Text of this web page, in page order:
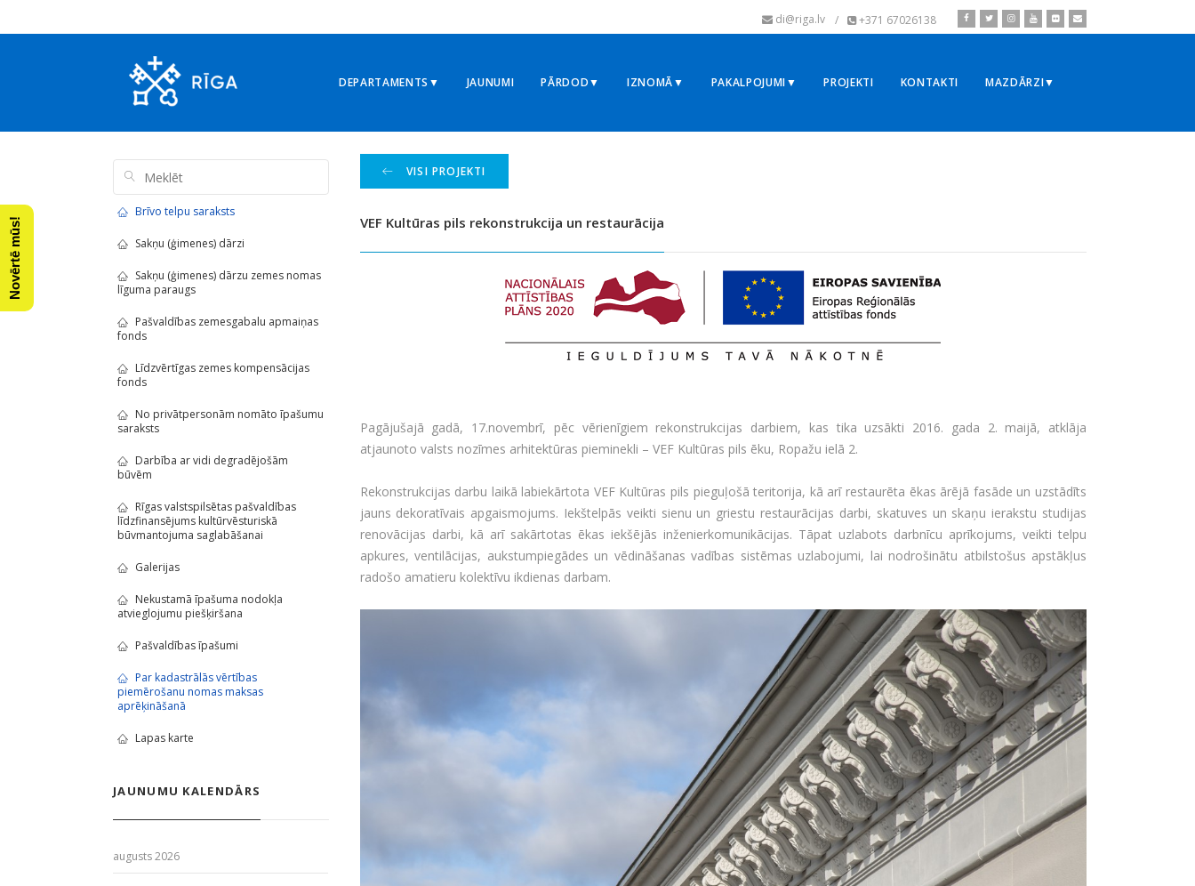
di@riga.lv / +371 67026138
DEPARTAMENTS▼ JAUNUMI PĀRDOD▼ IZNOMĀ▼ PAKALPOJUMI▼ PROJEKTI KONTAKTI MAZDĀRZI▼
Brīvo telpu saraksts
Sakņu (ģimenes) dārzi
Sakņu (ģimenes) dārzu zemes nomas
līguma paraugs
Pašvaldības zemesgabalu apmaiņas
fonds
Līdzvērtīgas zemes kompensācijas
fonds
No privātpersonām nomāto īpašumu
saraksts
Darbība ar vidi degradējošām
būvēm
Rīgas valstspilsētas pašvaldības
līdzfinansējums kultūrvēsturiskā
būvmantojuma saglabāšanai
Galerijas
Nekustamā īpašuma nodokļa
atvieglojumu piešķiršana
Pašvaldības īpašumi
Par kadastrālās vērtības
piemērošanu nomas maksas
aprēķināšanā
Lapas karte
JAUNUMU KALENDĀRS
augusts 2026
VISI PROJEKTI
VEF Kultūras pils rekonstrukcija un restaurācija
Pagājušajā gadā, 17.novembrī, pēc vērienīgiem rekonstrukcijas darbiem, kas tika uzsākti 2016. gada 2. maijā, atklāja
atjaunoto valsts nozīmes arhitektūras pieminekli – VEF Kultūras pils ēku, Ropažu ielā 2.
Rekonstrukcijas darbu laikā labiekārtota VEF Kultūras pils pieguļošā teritorija, kā arī restaurēta ēkas ārējā fasāde un uzstādīts
jauns dekoratīvais apgaismojums. Iekštelpās veikti sienu un griestu restaurācijas darbi, skatuves un skaņu ierakstu studijas
renovācijas darbi, kā arī sakārtotas ēkas iekšējās inženierkomunikācijas. Tāpat uzlabots darbnīcu aprīkojums, veikti telpu
apkures, ventilācijas, aukstumpiegādes un vēdināšanas vadības sistēmas uzlabojumi, lai nodrošinātu atbilstošus apstākļus
radošo amatieru kolektīvu ikdienas darbam.
Novērtē mūs!